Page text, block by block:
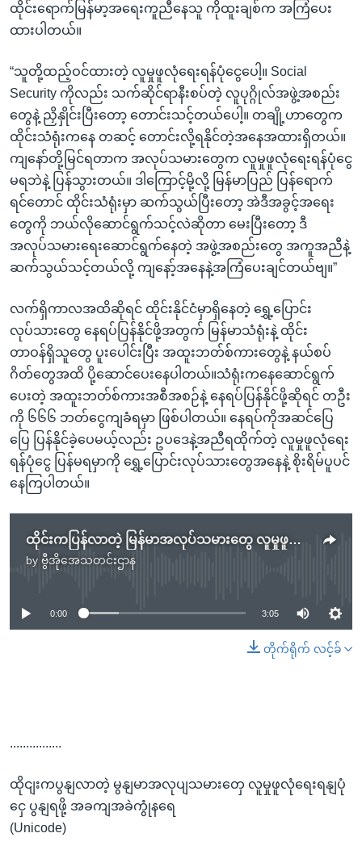
ထိုင်းရောက်မြန်မာ့အရေးကူညီနေသူ ကိုထူးချစ်က အကြံပေး
ထားပါတယ်။
“သူတို့ထည့်ဝင်ထားတဲ့ လူမှုဖူလုံရေးရန်ပုံငွေပေါ့။ Social
Security ကိုလည်း သက်ဆိုင်ရာနီးစပ်တဲ့ လူပုဂ္ဂိုလ်အဖွဲ့အစည်း
တွေနဲ့ ညှိနှိုင်းပြီးတော့ တောင်းသင့်တယ်ပေါ့။ တချို့ဟာတွေက
ထိုင်းသံရုံးကနေ တဆင့် တောင်းလို့ရနိုင်တဲ့အနေအထားရှိတယ်။
ကျနော်တို့မြင်ရတာက အလုပ်သမားတွေက လူမှုဖူလုံရေးရန်ပုံငွေ
မရဘဲနဲ့ ပြန်သွားတယ်။ ဒါကြောင့်မို့လို့ မြန်မာပြည် ပြန်ရောက်
ရင်တောင် ထိုင်းသံရုံးမှာ ဆက်သွယ်ပြီးတော့ အဲဒီအခွင့်အရေး
တွေကို ဘယ်လိုဆောင်ရွက်သင့်လဲဆိုတာ မေးပြီးတော့ ဒီ
အလုပ်သမားရေးဆောင်ရွက်နေတဲ့ အဖွဲ့အစည်းတွေ အကူအညီနဲ့
ဆက်သွယ်သင့်တယ်လို့ ကျနော့်အနေနဲ့အကြံပေးချင်တယ်ဗျ။”
လက်ရှိကာလအထိဆိုရင် ထိုင်းနိုင်ငံမှာရှိနေတဲ့ ရွှေ့ပြောင်း
လုပ်သားတွေ နေရပ်ပြန်နိုင်ဖို့အတွက် မြန်မာသံရုံးနဲ့ ထိုင်း
တာဝန်ရှိသူတွေ ပူးပေါင်းပြီး အထူးဘတ်စ်ကားတွေနဲ့ နယ်စပ်
ဂိတ်တွေအထိ ပို့ဆောင်ပေးနေပါတယ်။သံရုံးကနေဆောင်ရွက်
ပေးတဲ့ အထူးဘတ်စ်ကားအစီအစဉ်နဲ့ နေရပ်ပြန်နိုင်ဖို့ဆိုရင် တဦး
ကို ၆၆၆ ဘတ်ငွေကျခံရမှာ ဖြစ်ပါတယ်။ နေရပ်ကိုအဆင်ပြေ
ပြေ ပြန်နိုင်ခဲ့ပေမယ့်လည်း ဥပဒေနဲ့အညီရထိုက်တဲ့ လူမှုဖူလုံရေး
ရန်ပုံငွေ ပြန်မရမှာကို ရွှေ့ပြောင်းလုပ်သားတွေအနေနဲ့ စိုးရိမ်ပူပင်
နေကြပါတယ်။
ထိုင်းကပြန်လာတဲ့ မြန်မာအလုပ်သမားတွေ လူမှုဖူလုံရေးရန်ပုံငွေ ပြန်ရဖို့ အခက်အခဲကြုံနေရ
by ဗွီအိုအေသတင်းဌာန
No media source currently available
0:00 3:05
တိုက်ရိုက် လင့်ခ်
................
ထိုငျးကပွနျလာတဲ့ မွနျမာအလုပျသမားတှေ လူမှုဖူလုံရေးရနျပုံ
ငှေ ပွနျရဖို့ အခကျအခဲကွုံနရေ
(Unicode)